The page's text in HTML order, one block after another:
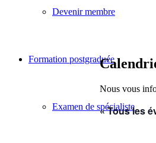
Devenir membre
Formation postgraduée
Examen de spécialiste
Nous vous
« Tous les